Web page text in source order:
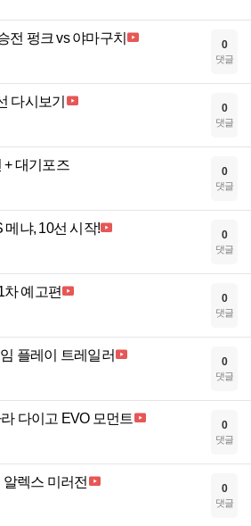
전 펑크 vs 야마구치 0
댓글
다시보기 0
댓글
+ 대기포즈 0
댓글
메냐, 10선 시작! 0
댓글
차 예고편 0
댓글
플레이 트레일러 0
댓글
다이고 EVO 모먼트 0
댓글
렉스 미러전 0
댓글